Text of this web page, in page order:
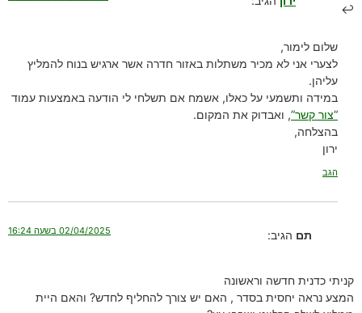
שלום לימור,
לצערי אני לא מכיר משתלות באזור חדרה אשר ארגיש בנוח להמליץ
עליהן.
במידה ותשמעי על כאלו, אשמח אם תשלחי לי הודעה באמצעות עמוד
“צור קשר”, ואבדוק את המקום.
בהצלחה,
ירון
הגב
תם הגיב: 02/04/2025 בשעה 16:24
קניתי כדנית חדשה וראשונה
המצע נראה יחסית בסדר , האם יש צורך להחליף לחדש? והאם היית